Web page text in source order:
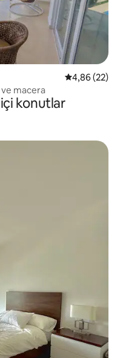
5 üzerinden
4,86 (22)
ve macera
konutlar